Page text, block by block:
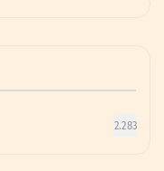
2.283